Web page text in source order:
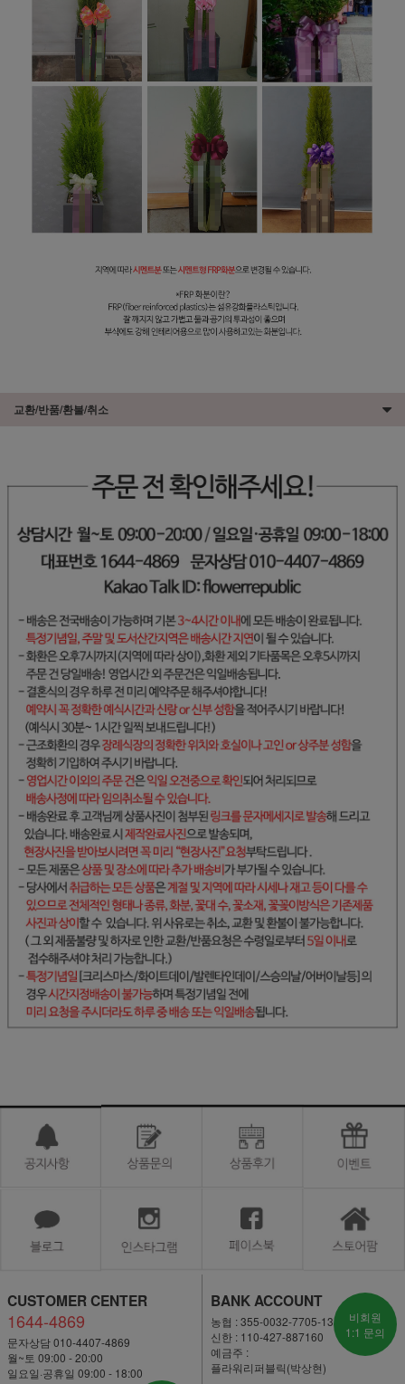
교환/반품/환불/취소
CUSTOMER CENTER
1644-4869
문자상담 010-4407-4869
월~토 09:00 - 20:00
일요일·공휴일 09:00 - 18:00
BANK ACCOUNT
농협 : 355-0032-7705-13
신한 : 110-427-887160
예금주 :
플라워리퍼블릭(박상현)
비회원
1:1 문의